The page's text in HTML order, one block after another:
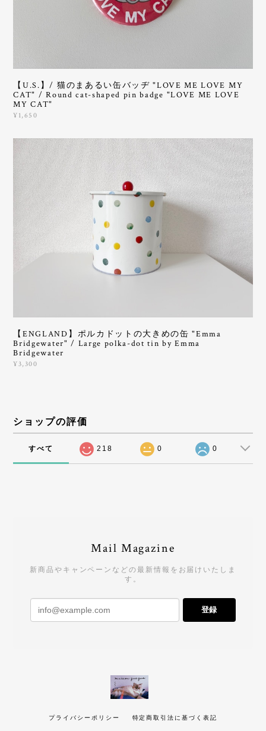
【U.S.】/ 猫のまあるい缶バッヂ "LOVE ME LOVE MY
CAT" / Round cat-shaped pin badge "LOVE ME LOVE
MY CAT"
¥1,650
【ENGLAND】ポルカドットの大きめの缶 "Emma
Bridgewater" / Large polka-dot tin by Emma
Bridgewater
¥3,300
ショップの評価
すべて 218 0 0
Mail Magazine
新商品やキャンペーンなどの最新情報をお届けいたしま
す。
登録
プライバシーポリシー 特定商取引法に基づく表記